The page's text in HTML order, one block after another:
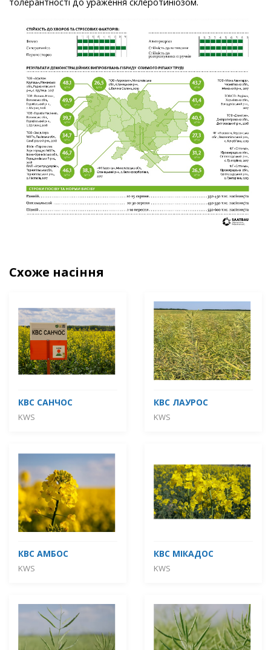
толерантності до ураження склеротиніозом.
Схоже насіння
КВС САНЧОС
KWS
КВС ЛАУРОС
KWS
КВС АМБОС
KWS
КВС МІКАДОС
KWS